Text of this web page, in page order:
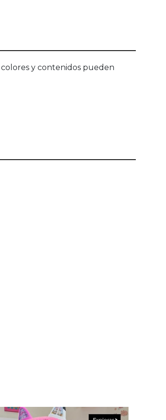
y contenidos pueden